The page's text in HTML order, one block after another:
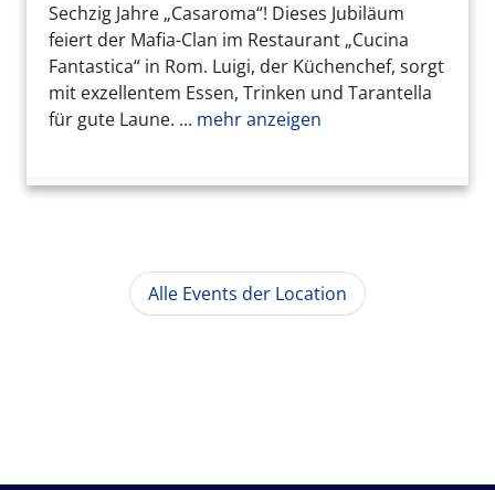
Sechzig Jahre „Casaroma“! Dieses Jubiläum
feiert der Mafia-Clan im Restaurant „Cucina
Fantastica“ in Rom. Luigi, der Küchenchef, sorgt
mit exzellentem Essen, Trinken und Tarantella
für gute Laune. ... mehr anzeigen
Alle Events der Location